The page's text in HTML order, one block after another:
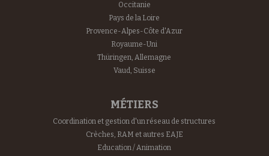
Occitanie
Pays de la Loire
Provence-Alpes-Côte d'Azur
Royaume-Uni
Thüringen, Allemagne
Vaud, Suisse
MÉTIERS
Coordination et gestion d'un réseau de structures
Crèches, RAM et autres EAJE
Education / Animation